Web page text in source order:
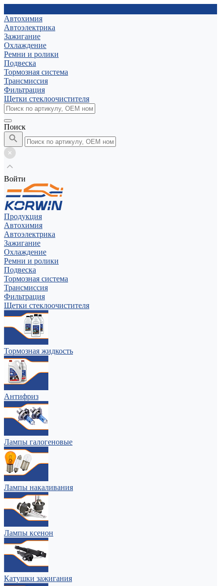
Автохимия
Автоэлектрика
Зажигание
Охлаждение
Ремни и ролики
Подвеска
Тормозная система
Трансмиссия
Фильтрация
Щетки стеклоочистителя
Поиск
Войти
Продукция
Автохимия
Автоэлектрика
Зажигание
Охлаждение
Ремни и ролики
Подвеска
Тормозная система
Трансмиссия
Фильтрация
Щетки стеклоочистителя
Тормозная жидкость
Антифриз
Лампы галогеновые
Лампы накаливания
Лампы ксенон
Катушки зажигания